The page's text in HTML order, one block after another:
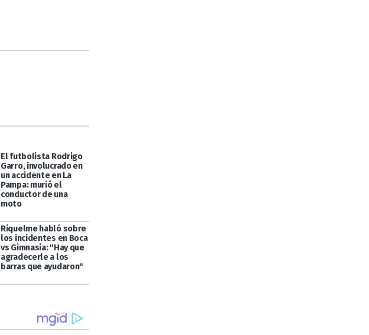
El futbolista Rodrigo
Garro, involucrado en
un accidente en La
Pampa: murió el
conductor de una
moto
Riquelme habló sobre
los incidentes en Boca
vs Gimnasia: "Hay que
agradecerle a los
barras que ayudaron"